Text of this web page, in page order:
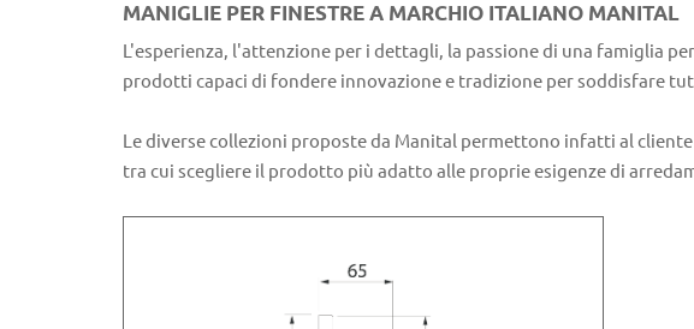
MANIGLIE PER FINESTRE A MARCHIO ITALIANO MANITAL
L'esperienza, l'attenzione per i dettagli, la passione di una famiglia
prodotti capaci di fondere innovazione e tradizione per soddisfare
Le diverse collezioni proposte da Manital permettono infatti al
tra cui scegliere il prodotto più adatto alle proprie esigenze di